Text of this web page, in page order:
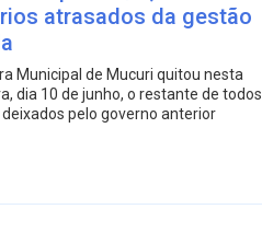
atrasados da gestão
Municipal de Mucuri quitou nesta
dia 10 de junho, o restante de todos
pelo governo anterior